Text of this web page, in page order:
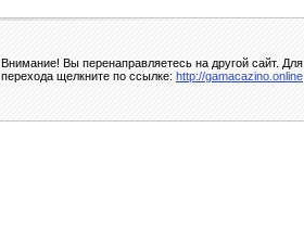
Внимание! Вы перенаправляетесь на другой сайт. Для
перехода щелкните по ссылке: http://gamacazino.online